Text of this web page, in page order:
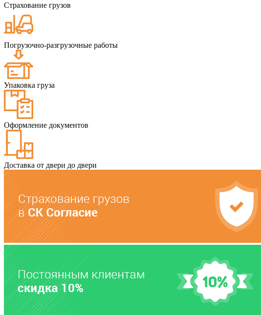
Страхование грузов
Погрузочно-разгрузочные работы
Упаковка груза
Оформление документов
Доставка от двери до двери